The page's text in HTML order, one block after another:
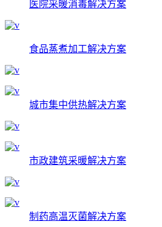
医院采暖消毒解决方案
食品蒸煮加工解决方案
城市集中供热解决方案
市政建筑采暖解决方案
制药高温灭菌解决方案